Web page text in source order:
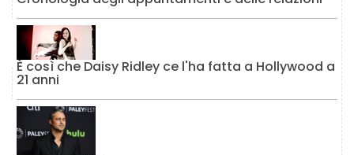
È così che Daisy Ridley ce l'ha fatta a Hollywood a
21 anni